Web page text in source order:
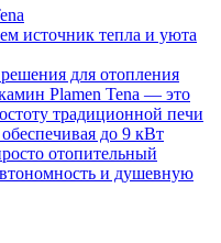
источник тепла и уюта
для отопления
Plamen Tena — это
традиционной печи
до 9 кВт
отопительный
и душевную